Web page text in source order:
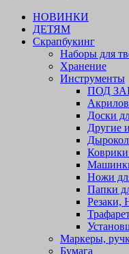
НОВИНКИ
ДЕТЯМ
Скрапбукинг
Наборы для
Хранение
Инструменты
ПОД
Доски
Другие
Коврики
Ножи
Папки
Резаки,
Маркеры,
Бумага